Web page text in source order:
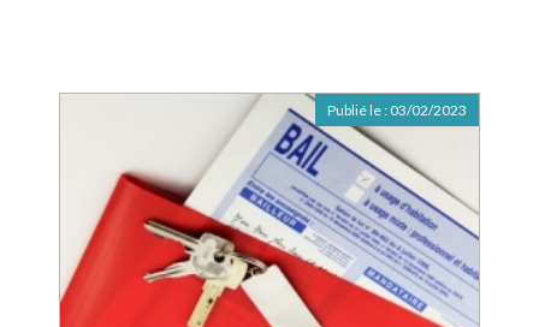
Publié le : 03/02/2023